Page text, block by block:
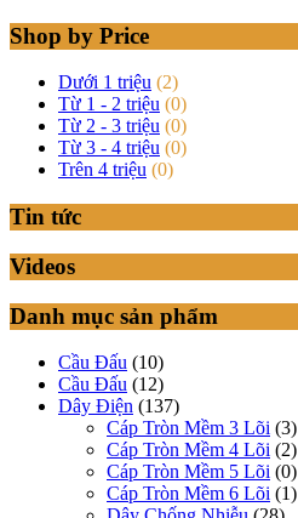
Shop by Price
Dưới 1 triệu (2)
Từ 1 - 2 triệu (0)
Từ 2 - 3 triệu (0)
Từ 3 - 4 triệu (0)
Trên 4 triệu (0)
Tin tức
Videos
Danh mục sản phẩm
Cầu Đấu (10)
Cầu Đấu (12)
Dây Điện (137)
Cáp Tròn Mềm 3 Lõi (3)
Cáp Tròn Mềm 4 Lõi (2)
Cáp Tròn Mềm 5 Lõi (0)
Cáp Tròn Mềm 6 Lõi (1)